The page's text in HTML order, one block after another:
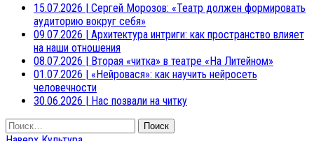
15.07.2026 | Сергей Морозов: «Театр должен формировать
аудиторию вокруг себя»
09.07.2026 | Архитектура интриги: как пространство влияет
на наши отношения
08.07.2026 | Вторая «читка» в театре «На Литейном»
01.07.2026 | «Нейровася»: как научить нейросеть
человечности
30.06.2026 | Нас позвали на читку
Найти: